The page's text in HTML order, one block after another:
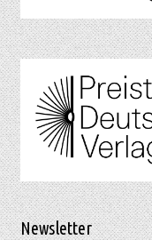
Newsletter